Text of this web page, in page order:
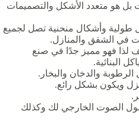
بل هو متعدد الأشكل والتصميمات
طولية وأشكال منحنية تصل لجميع
في الشقق والمنازل.
لذا فهو مميز جدًا في صنع
البنائية.
والدخان والبخار.
ويكون بشكل رائع.
الصوت الخارجي لك وكذلك